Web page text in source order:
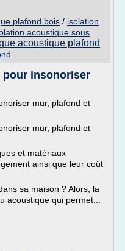
plafond bois / isolation
acoustique sous
acoustique plafond
insonoriser
mur, plafond et
mur, plafond et
et matériaux
ainsi que leur coût
sa maison ? Alors, la
acoustique qui permet...